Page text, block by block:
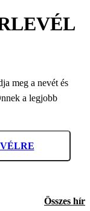
meg a nevét és
a legjobb
Összes hír